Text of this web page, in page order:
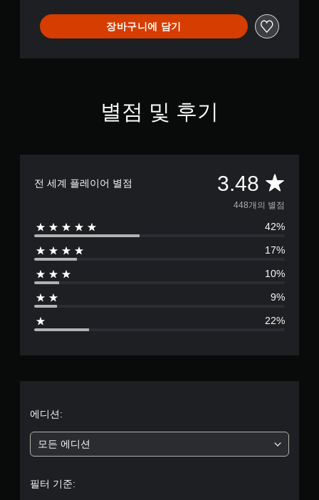
장바구니에 담기
별점 및 후기
전 세계 플레이어 별점 3.48 총
4
4
8
점
448개의 별점
42%
17%
10%
9%
22%
에디션:
모든 에디션
필터 기준: